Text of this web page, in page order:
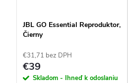
JBL GO Essential Reproduktor,
Čierny
€31,71 bez DPH
€39
Skladom - Ihneď k odoslaniu